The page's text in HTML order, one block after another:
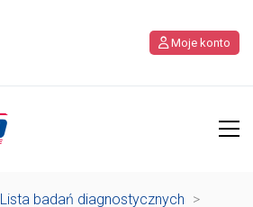
Moje konto
Lista badań diagnostycznych >